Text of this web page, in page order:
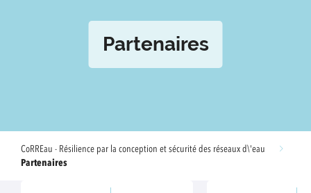
Partenaires
CoRREau - Résilience par la conception et sécurité des réseaux d\'eau
Partenaires